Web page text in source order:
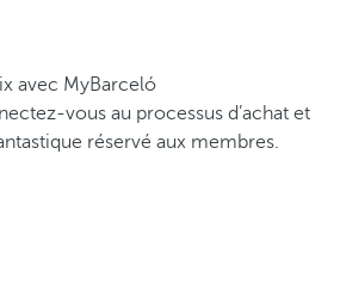
avec MyBarceló
vous au processus d’achat et
réservé aux membres.